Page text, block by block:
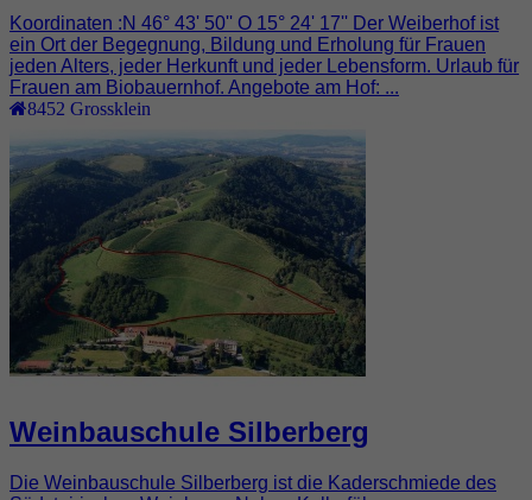
Koordinaten :N 46° 43' 50'' O 15° 24' 17'' Der Weiberhof ist
ein Ort der Begegnung, Bildung und Erholung für Frauen
jeden Alters, jeder Herkunft und jeder Lebensform. Urlaub für
Frauen am Biobauernhof. Angebote am Hof: ...
8452 Grossklein
Weinbauschule Silberberg
Die Weinbauschule Silberberg ist die Kaderschmiede des